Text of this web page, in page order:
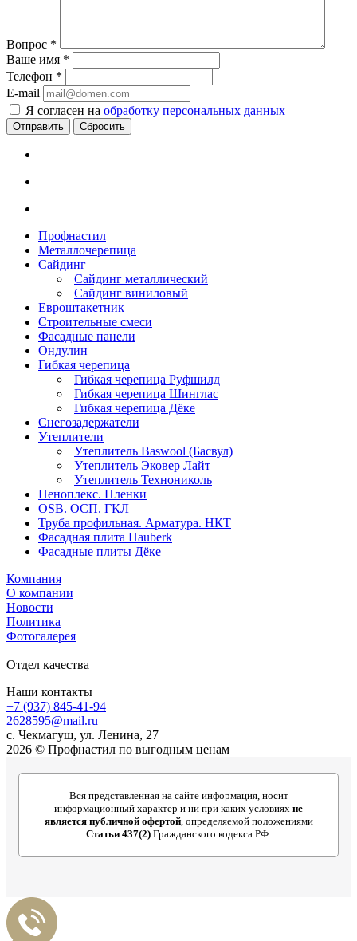
Вопрос *
Ваше имя *
Телефон *
E-mail
Я согласен на обработку персональных данных
Сбросить
Профнастил
Металлочерепица
Сайдинг
Сайдинг металлический
Сайдинг виниловый
Евроштакетник
Строительные смеси
Фасадные панели
Ондулин
Гибкая черепица
Гибкая черепица Руфшилд
Гибкая черепица Шинглас
Гибкая черепица Дёке
Снегозадержатели
Утеплители
Утеплитель Baswool (Басвул)
Утеплитель Эковер Лайт
Утеплитель Технониколь
Пеноплекс. Пленки
OSB. ОСП. ГКЛ
Труба профильная. Арматура. НКТ
Фасадная плита Hauberk
Фасадные плиты Дёке
Компания
О компании
Новости
Политика
Фотогалерея
Отдел качества
Наши контакты
+7 (937) 845-41-94
2628595@mail.ru
с. Чекмагуш, ул. Ленина, 27
2026 © Профнастил по выгодным ценам
Вся представленная на сайте информация, носит
информационный характер и ни при каких условиях не
является публичной офертой, определяемой положениями
Статьи 437(2) Гражданского кодекса РФ.